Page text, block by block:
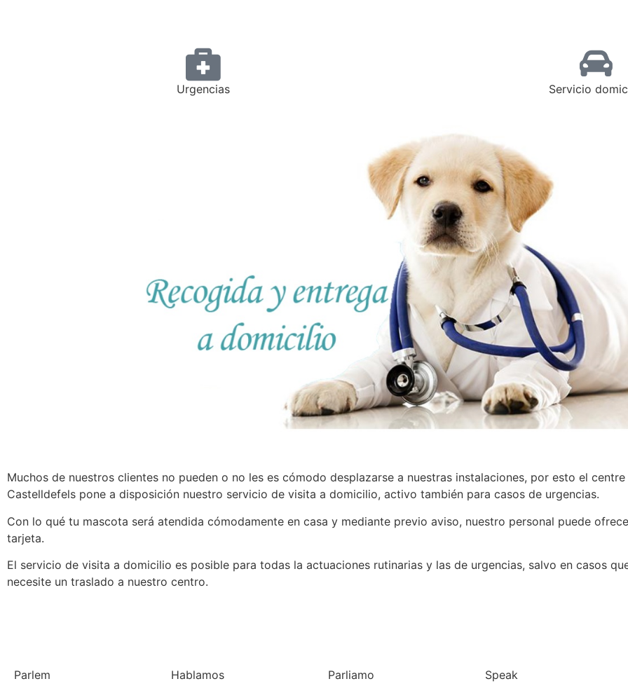
Urgencias Servicio
Muchos de nuestros clientes no pueden o no les es cómodo desplazarse a nuestras instalaciones, por esto el
Castelldefels pone a disposición nuestro servicio de visita a domicilio, activo también para casos de urgencias.
Con lo qué tu mascota será atendida cómodamente en casa y mediante previo aviso, nuestro personal puede
tarjeta.
El servicio de visita a domicilio es posible para todas la actuaciones rutinarias y las de urgencias, salvo en casos
necesite un traslado a nuestro centro.
Parlem Hablamos Parliamo Speak